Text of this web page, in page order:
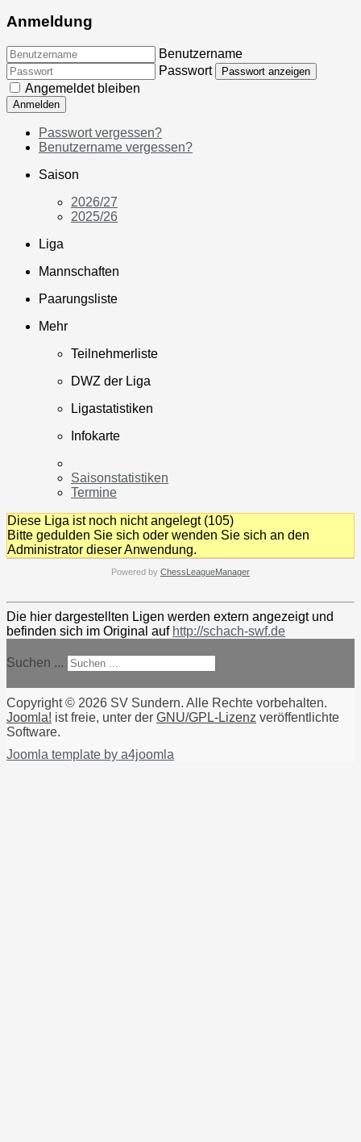
Anmeldung
Benutzername
Passwort
Passwort anzeigen
Angemeldet bleiben
Anmelden
Passwort vergessen?
Benutzername vergessen?
Saison
2026/27
2025/26
Liga
Mannschaften
Paarungsliste
Mehr
Teilnehmerliste
DWZ der Liga
Ligastatistiken
Infokarte
Saisonstatistiken
Termine
Diese Liga ist noch nicht angelegt (105)
Bitte gedulden Sie sich oder wenden Sie sich an den
Administrator dieser Anwendung.
Powered by ChessLeagueManager
Die hier dargestellten Ligen werden extern angezeigt und
befinden sich im Original auf http://schach-swf.de
Suchen ...
Copyright © 2026 SV Sundern. Alle Rechte vorbehalten.
Joomla! ist freie, unter der GNU/GPL-Lizenz veröffentlichte
Software.
Joomla template by a4joomla